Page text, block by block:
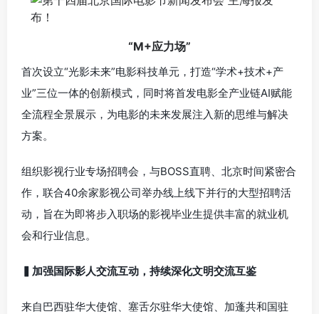
“M+应力场”
首次设立“光影未来”电影科技单元，打造“学术+技术+产
业”三位一体的创新模式，同时将首发电影全产业链AI赋能
全流程全景展示，为电影的未来发展注入新的思维与解决
方案。
组织影视行业专场招聘会，与BOSS直聘、北京时间紧密合
作，联合40余家影视公司举办线上线下并行的大型招聘活
动，旨在为即将步入职场的影视毕业生提供丰富的就业机
会和行业信息。
▍加强国际影人交流互动，持续深化文明交流互鉴
来自巴西驻华大使馆、塞舌尔驻华大使馆、加蓬共和国驻